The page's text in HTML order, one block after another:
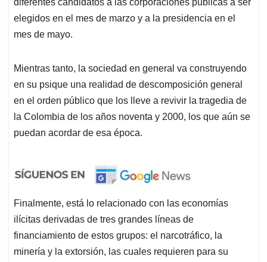
diferentes candidatos a las corporaciones públicas a ser
elegidos en el mes de marzo y a la presidencia en el
mes de mayo.
Mientras tanto, la sociedad en general va construyendo
en su psique una realidad de descomposición general
en el orden público que los lleve a revivir la tragedia de
la Colombia de los años noventa y 2000, los que aún se
puedan acordar de esa época.
Finalmente, está lo relacionado con las economías
ilícitas derivadas de tres grandes líneas de
financiamiento de estos grupos: el narcotráfico, la
minería y la extorsión, las cuales requieren para su